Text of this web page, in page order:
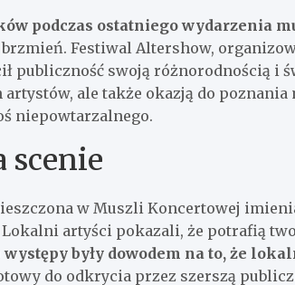
podczas ostatniego wydarzenia
Festiwal Altershow,
publiczność swoją różnorodnością i
ale także okazją do
niepowtarzalnego.
scenie
w Muszli Koncertowej
artyści pokazali, że potrafią
występy były dowodem na to, że
do odkrycia przez szerszą